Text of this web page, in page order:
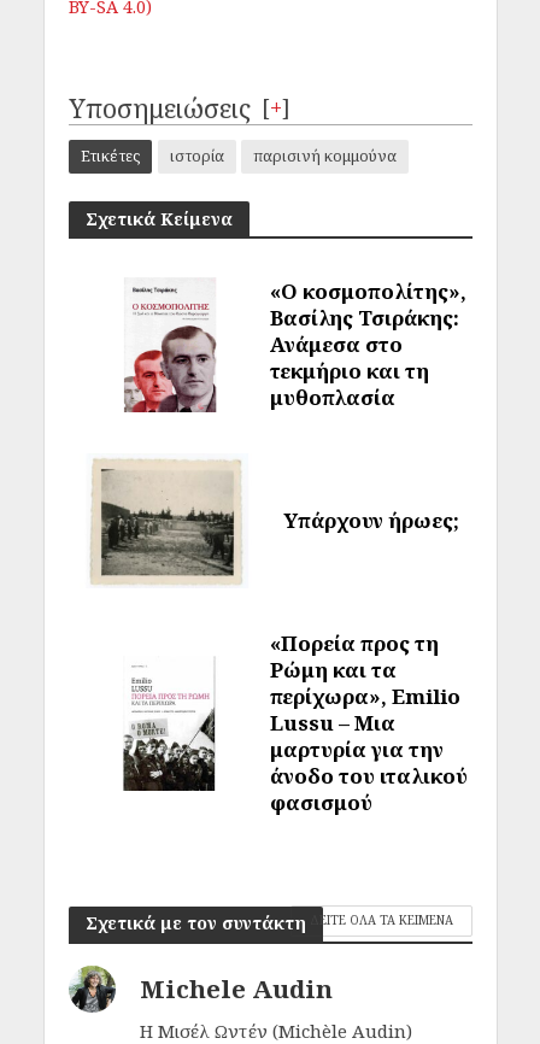
BY-SA 4.0)
Υποσημειώσεις [+]
Ετικέτες ιστορία παρισινή κομμούνα
Σχετικά Κείμενα
«Ο κοσμοπολίτης»,
Βασίλης Τσιράκης:
Ανάμεσα στο
τεκμήριο και τη
μυθοπλασία
Υπάρχουν ήρωες;
«Πορεία προς τη
Ρώμη και τα
περίχωρα», Emilio
Lussu – Μια
μαρτυρία για την
άνοδο του ιταλικού
φασισμού
Σχετικά με τον συντάκτη ΔΕΙΤΕ ΟΛΑ ΤΑ ΚΕΙΜΕΝΑ
Michele Audin
Η Μισέλ Ωντέν (Michèle Audin)